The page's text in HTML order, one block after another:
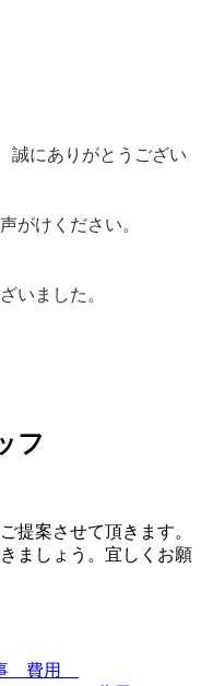
誠にありがとうござい
がけください。
いました。
フ
提案させて頂きます。
ましょう。宜しくお願
事 費用